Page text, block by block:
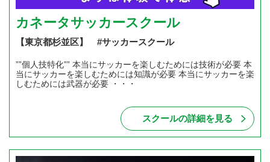
カネータサッカースクール
【東京都杉並区】 #サッカースクール
””個人技特化”” 本当にサッカーを楽しむためには技術が必要 本
当にサッカーを楽しむためには知識が必要 本当にサッカーを楽
しむためには武器が必要 ・・・
スクールの詳細を見る